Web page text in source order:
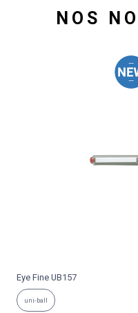
NOS
Collection Sport
KAWECO